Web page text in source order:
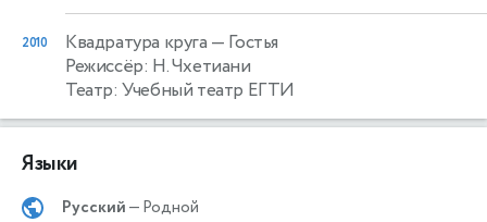
2010 Квадратура круга — Гостья
Режиссёр: Н. Чхетиани
Театр: Учебный театр ЕГТИ
Языки
Русский— Родной